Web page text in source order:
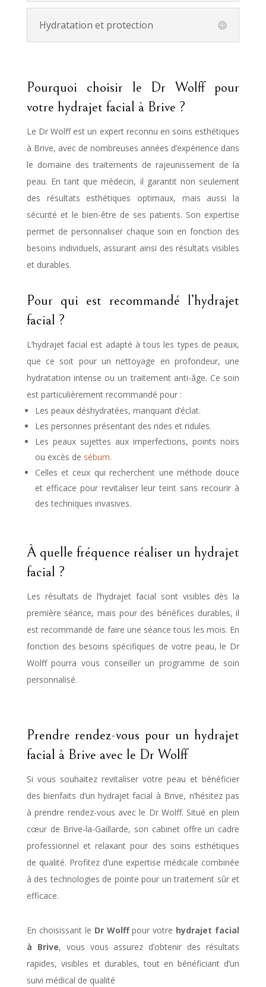
Hydratation et protection
Pourquoi choisir le Dr Wolff pour
votre hydrajet facial à Brive ?
Le Dr Wolff est un expert reconnu en soins esthétiques
à Brive, avec de nombreuses années d’expérience dans
le domaine des traitements de rajeunissement de la
peau. En tant que médecin, il garantit non seulement
des résultats esthétiques optimaux, mais aussi la
sécurité et le bien-être de ses patients. Son expertise
permet de personnaliser chaque soin en fonction des
besoins individuels, assurant ainsi des résultats visibles
et durables.
Pour qui est recommandé l’hydrajet
facial ?
L’hydrajet facial est adapté à tous les types de peaux,
que ce soit pour un nettoyage en profondeur, une
hydratation intense ou un traitement anti-âge. Ce soin
est particulièrement recommandé pour :
Les peaux déshydratées, manquant d’éclat.
Les personnes présentant des rides et ridules.
Les peaux sujettes aux imperfections, points noirs
ou excès de sébum.
Celles et ceux qui recherchent une méthode douce
et efficace pour revitaliser leur teint sans recourir à
des techniques invasives.
À quelle fréquence réaliser un hydrajet
facial ?
Les résultats de l’hydrajet facial sont visibles dès la
première séance, mais pour des bénéfices durables, il
est recommandé de faire une séance tous les mois. En
fonction des besoins spécifiques de votre peau, le Dr
Wolff pourra vous conseiller un programme de soin
personnalisé.
Prendre rendez-vous pour un hydrajet
facial à Brive avec le Dr Wolff
Si vous souhaitez revitaliser votre peau et bénéficier
des bienfaits d’un hydrajet facial à Brive, n’hésitez pas
à prendre rendez-vous avec le Dr Wolff. Situé en plein
cœur de Brive-la-Gaillarde, son cabinet offre un cadre
professionnel et relaxant pour des soins esthétiques
de qualité. Profitez d’une expertise médicale combinée
à des technologies de pointe pour un traitement sûr et
efficace.
En choisissant le Dr Wolffpour votre hydrajet facial
à Brive, vous vous assurez d’obtenir des résultats
rapides, visibles et durables, tout en bénéficiant d’un
suivi médical de qualité